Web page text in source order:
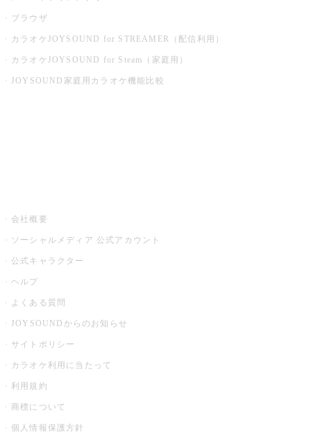
ブラウザ
カラオケJOYSOUND for STREAMER（配信利用）
カラオケJOYSOUND for Steam（家庭用）
JOYSOUND家庭用カラオケ機能比較
会社概要
ソーシャルメディア 公式アカウント
公式キャラクター
ヘルプ
よくある質問
JOYSOUNDからのお知らせ
サイトポリシー
カラオケ利用に当たって
利用規約
商標について
個人情報保護方針